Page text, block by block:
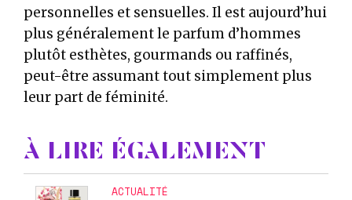
personnelles et sensuelles. Il est aujourd’hui
plus généralement le parfum d’hommes
plutôt esthètes, gourmands ou raffinés,
peut-être assumant tout simplement plus
leur part de féminité.
À LIRE ÉGALEMENT
ACTUALITÉ